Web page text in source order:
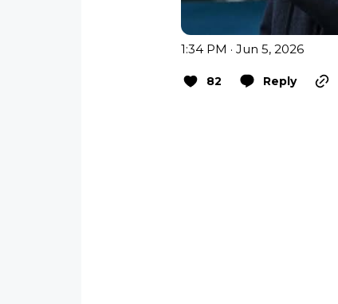
1:34 PM · Jun 5, 2026
82 Reply